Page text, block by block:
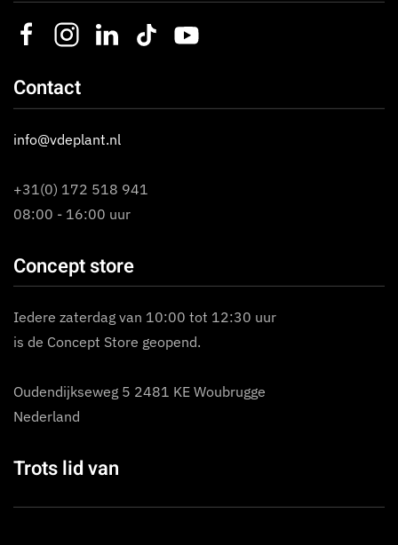
Contact
info@vdeplant.nl
+31(0) 172 518 941
08:00 - 16:00 uur
Concept store
Iedere zaterdag van 10:00 tot 12:30 uur
is de Concept Store geopend.
Oudendijkseweg 5 2481 KE Woubrugge
Nederland
Trots lid van